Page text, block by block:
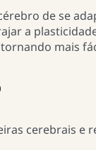
de se
a
mais
cerebrais e